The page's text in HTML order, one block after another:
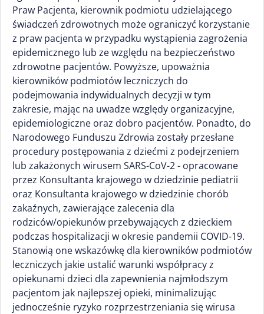
Praw Pacjenta, kierownik podmiotu udzielającego
świadczeń zdrowotnych może ograniczyć korzystanie
z praw pacjenta w przypadku wystąpienia zagrożenia
epidemicznego lub ze względu na bezpieczeństwo
zdrowotne pacjentów. Powyższe, upoważnia
kierowników podmiotów leczniczych do
podejmowania indywidualnych decyzji w tym
zakresie, mając na uwadze względy organizacyjne,
epidemiologiczne oraz dobro pacjentów. Ponadto, do
Narodowego Funduszu Zdrowia zostały przesłane
procedury postępowania z dziećmi z podejrzeniem
lub zakażonych wirusem SARS-CoV-2 - opracowane
przez Konsultanta krajowego w dziedzinie pediatrii
oraz Konsultanta krajowego w dziedzinie chorób
zakaźnych, zawierające zalecenia dla
rodziców/opiekunów przebywających z dzieckiem
podczas hospitalizacji w okresie pandemii COVID-19.
Stanowią one wskazówkę dla kierowników podmiotów
leczniczych jakie ustalić warunki współpracy z
opiekunami dzieci dla zapewnienia najmłodszym
pacjentom jak najlepszej opieki, minimalizując
jednocześnie ryzyko rozprzestrzeniania się wirusa